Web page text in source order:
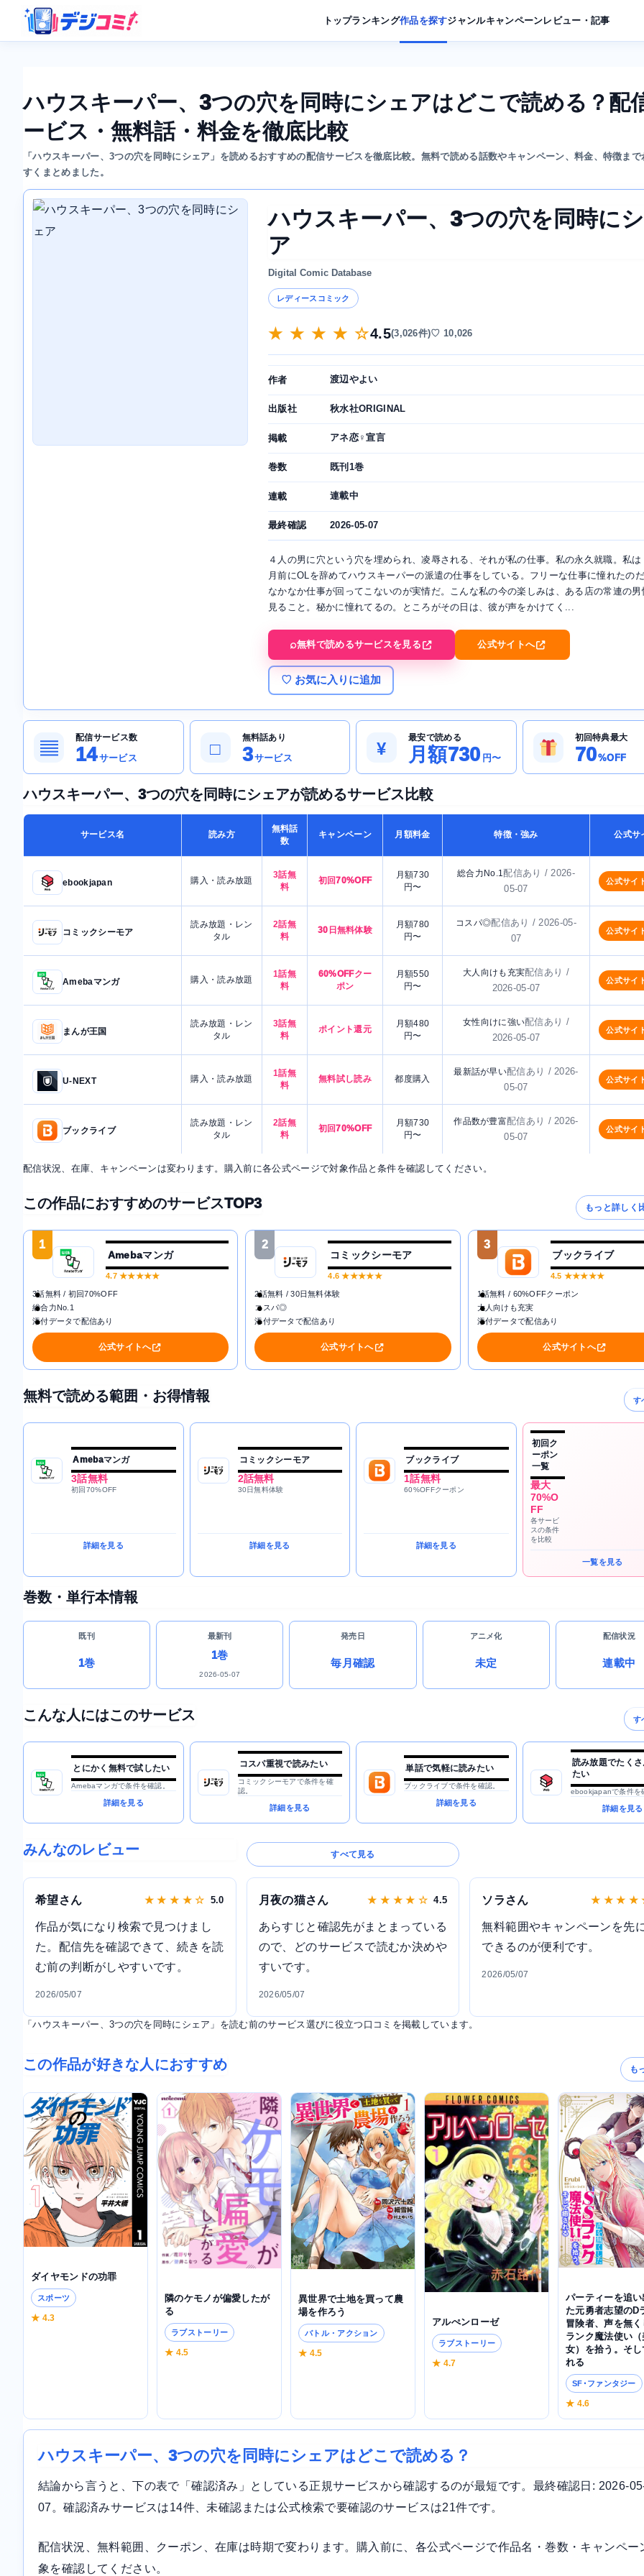
トップランキング作品を探すジャンルキャンペーンレビュー・記事
ハウスキーパー、3つの穴を同時にシェアはどこで読める？配
ービス・無料話・料金を徹底比較
「ハウスキーパー、3つの穴を同時にシェア」を読めるおすすめの配信サービスを徹底比較。無料で読める話数やキャンペーン、料金、特徴まで
すくまとめました。
ハウスキーパー、3つの穴を同時に
ア
Digital Comic Database
レディースコミック
★ ★ ★ ★ ☆4.5(3,026件)♡ 10,026
作者 渡辺やよい
出版社 秋水社ORIGINAL
掲載 アネ恋♀宣言
巻数 既刊1巻
連載 連載中
最終確認 2026-05-07
４人の男に穴という穴を埋められ、凌辱される、それが私の仕事。私の永久就職。私は
月前にOLを辞めてハウスキーパーの派遣の仕事をしている。フリーな仕事に憧れたの
なかなか仕事が回ってこないのが実情だ。こんな私の今の楽しみは、ある店の常連の男
見ること。秘かに憧れてるの。ところがその日は、彼が声をかけてく...
無料で読めるサービスを見る 公式サイトへ
♡ お気に入りに追加
▤
配信サービス数
14サービス □
無料話あり
3サービス ¥
最安で読める
月額730 円〜
初回特典最大
70%OFF
ハウスキーパー、3つの穴を同時にシェアが読めるサービス比較
サービス名 読み方
無料話
数
キャンペーン 月額料金 特徴・強み 公式サ
ebookjapan 購入・読み放題
3話無
料
初回70%OFF
月額730
円〜
総合力No.1配信あり / 2026-
05-07
公式サイ
コミックシーモア
読み放題・レン
タル
2話無
料
30日無料体験
月額780
円〜
コスパ◎配信あり / 2026-05-
07
公式サイ
Amebaマンガ 購入・読み放題
1話無
料
60%OFFクー
ポン
月額550
円〜
大人向けも充実配信あり /
2026-05-07
公式サイ
まんが王国
読み放題・レン
タル
3話無
料
ポイント還元
月額480
円〜
女性向けに強い配信あり /
2026-05-07
公式サイ
U-NEXT 購入・読み放題
1話無
料
無料試し読み 都度購入
最新話が早い配信あり / 2026-
05-07
公式サイ
ブックライブ
読み放題・レン
タル
2話無
料
初回70%OFF
月額730
円〜
作品数が豊富配信あり / 2026-
05-07
公式サイ
配信状況、在庫、キャンペーンは変わります。購入前に各公式ページで対象作品と条件を確認してください。
この作品におすすめのサービスTOP3 もっと詳しく
1
Amebaマンガ
4.7★★★★★
3話無料 / 初回70%OFF
総合力No.1
添付データで配信あり
公式サイトへ
2
コミックシーモア
4.6 ★★★★★
2話無料 / 30日無料体験
コスパ◎
添付データで配信あり
公式サイトへ
3
ブックライブ
4.5 ★★★★★
1話無料 / 60%OFFクーポン
大人向けも充実
添付データで配信あり
公式サイトへ
無料で読める範囲・お得情報 す
Amebaマンガ
3話無料
初回70%OFF
詳細を見る
コミックシーモア
2話無料
30日無料体験
詳細を見る
ブックライブ
1話無料
60%OFFクーポン
詳細を見る
初回ク
ーポン
一覧
最大
70%O
FF
各サービ
スの条件
を比較
一覧を見る
巻数・単行本情報
既刊
1巻
最新刊
1巻
2026-05-07
発売日
毎月確認
アニメ化
未定
配信状況
連載中
こんな人にはこのサービス す
とにかく無料で試したい
Amebaマンガで条件を確認。
詳細を見る
コスパ重視で読みたい
コミックシーモアで条件を確
認。
詳細を見る
単話で気軽に読みたい
ブックライブで条件を確認。
詳細を見る
読み放題でたく
たい
ebookjapanで条件を
詳細を見る
みんなのレビュー すべて見る
希望さん ★ ★ ★ ★ ☆ 5.0
作品が気になり検索で見つけまし
た。配信先を確認できて、続きを読
む前の判断がしやすいです。
2026/05/07
月夜の猫さん ★ ★ ★ ★ ☆ 4.5
あらすじと確認先がまとまっている
ので、どのサービスで読むか決めや
すいです。
2026/05/07
ソラさん ★ ★ ★ ★
無料範囲やキャンペーンを先
できるのが便利です。
2026/05/07
「ハウスキーパー、3つの穴を同時にシェア」を読む前のサービス選びに役立つ口コミを掲載しています。
この作品が好きな人におすすめ も
ダイヤモンドの功罪
スポーツ
★ 4.3
隣のケモノが偏愛したが
る
ラブストーリー
★ 4.5
異世界で土地を買って農
場を作ろう
バトル・アクション
★ 4.5
アルぺンローゼ
ラブストーリー
★ 4.7
パーティーを追
た元勇者志望のD
冒険者、声を無
ランク魔法使い
女）を拾う。そ
れる
SF･ファンタジー
★ 4.6
ハウスキーパー、3つの穴を同時にシェアはどこで読める？
結論から言うと、下の表で「確認済み」としている正規サービスから確認するのが最短です。最終確認日: 2026-
07。確認済みサービスは14件、未確認または公式検索で要確認のサービスは21件です。
配信状況、無料範囲、クーポン、在庫は時期で変わります。購入前に、各公式ページで作品名・巻数・キャンペー
象を確認してください。